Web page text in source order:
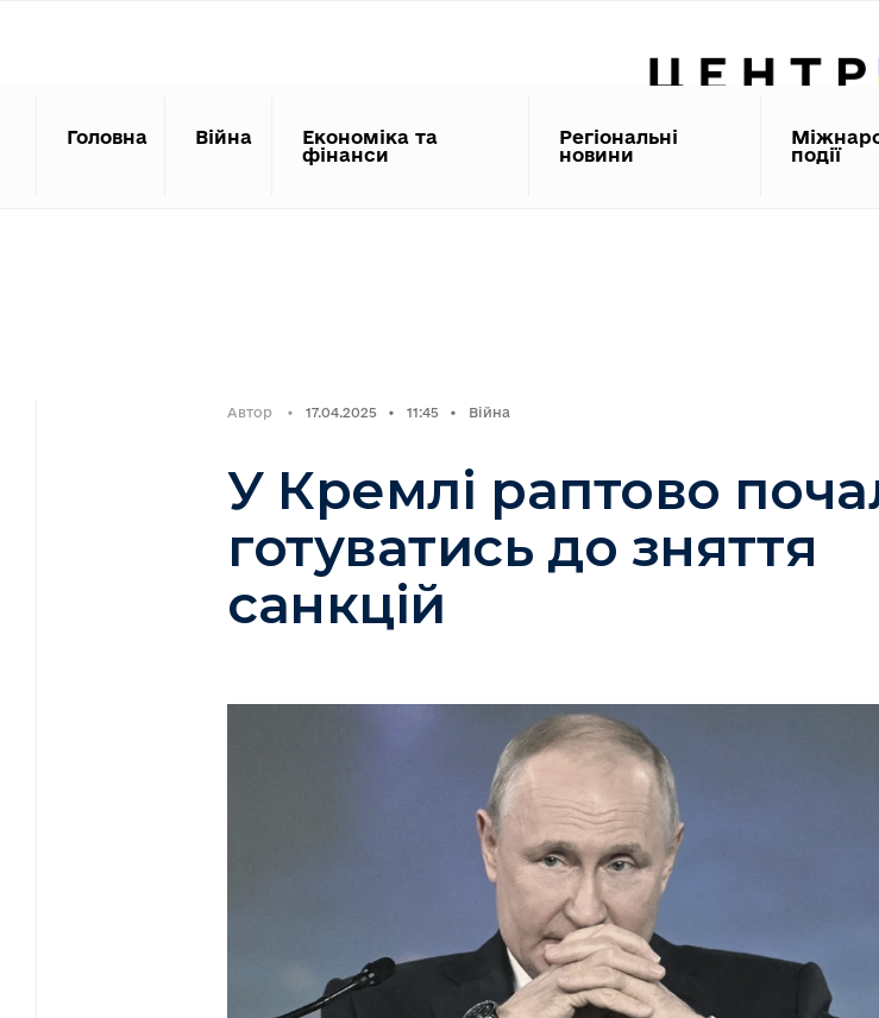
Головна Війна
Економіка та
фінанси
Регіональні
новини
події
Автор • 17.04.2025 • 11:45 • Війна
У Кремлі раптово
готуватись до зняття
санкцій